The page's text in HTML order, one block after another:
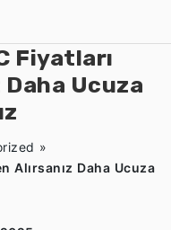
Fiyatları
Daha Ucuza
»
Alırsanız Daha Ucuza